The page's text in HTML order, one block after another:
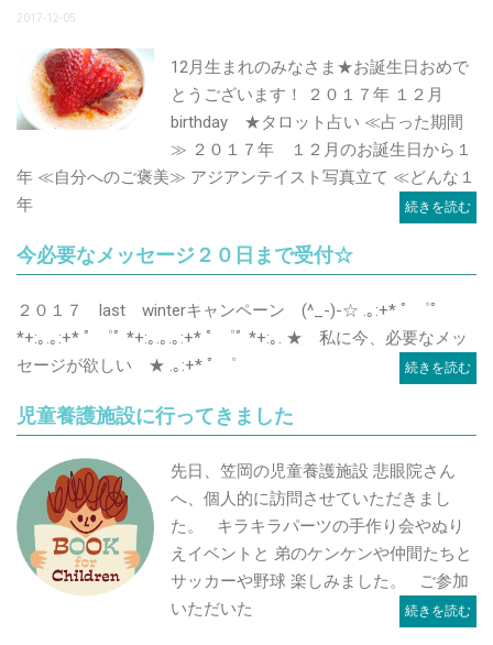
2017-12-05
12月生まれのみなさま★お誕生日おめで
とうございます！ ２０１７年 １２月
birthday ★タロット占い ≪占った期間
≫ ２０１７年 １２月のお誕生日から１
年 ≪自分へのご褒美≫ アジアンテイスト写真立て ≪どんな１
年
続きを読む
今必要なメッセージ２０日まで受付☆
２０１７ last winterキャンペーン (^_-)-☆ .｡:+* ﾟ ゜ﾟ
*+:｡.｡:+* ﾟ ゜ﾟ *+:｡.｡.｡:+* ﾟ ゜ﾟ *+:｡. ★ 私に今、必要なメッ
セージが欲しい ★ .｡:+* ﾟ ゜
続きを読む
児童養護施設に行ってきました
先日、笠岡の児童養護施設 悲眼院さん
へ、個人的に訪問させていただきまし
た。 キラキラパーツの手作り会やぬり
えイベントと 弟のケンケンや仲間たちと
サッカーや野球 楽しみました。 ご参加
いただいた
続きを読む